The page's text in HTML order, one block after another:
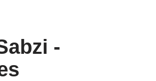
-